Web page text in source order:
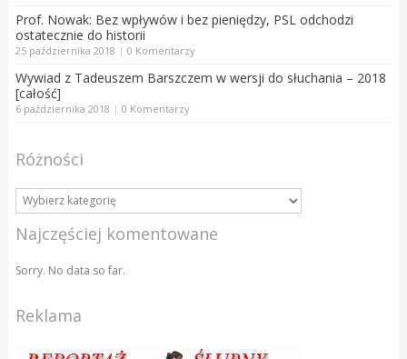
Prof. Nowak: Bez wpływów i bez pieniędzy, PSL odchodzi
ostatecznie do historii
25 października 2018 | 0 Komentarzy
Wywiad z Tadeuszem Barszczem w wersji do słuchania – 2018
[całość]
6 października 2018 | 0 Komentarzy
Różności
Najczęściej komentowane
Sorry. No data so far.
Reklama